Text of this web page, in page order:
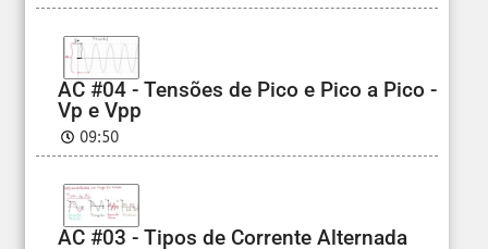
AC #04 - Tensões de Pico e Pico a Pico -
Vp e Vpp
09:50
AC #03 - Tipos de Corrente Alternada